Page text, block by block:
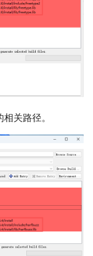
关路径。